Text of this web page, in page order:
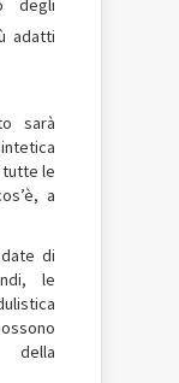
degli
adatti
sarà
tutte le
a
di
le
della